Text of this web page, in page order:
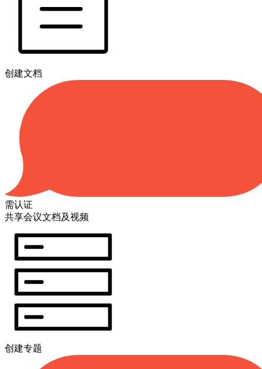
创建文档
需认证
共享会议文档及视频
创建专题